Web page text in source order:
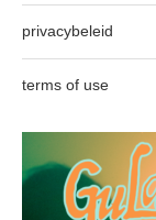
privacybeleid
terms of use